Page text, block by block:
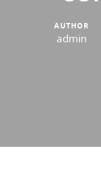
AUTHOR
admin